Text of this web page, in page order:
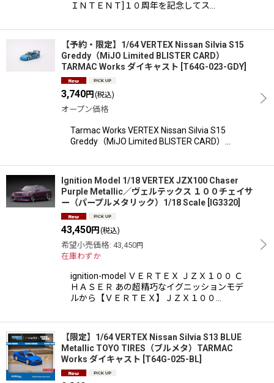
ＩＮＴＥＮＴ]１０周年を記念してス…
【予約・限定】1/64 VERTEX Nissan Silvia S15
Greddy（MiJO Limited BLISTER CARD）
TARMAC Works ダイキャスト T64G-023-GDY
3,740円 (税込)
オープン価格
Tarmac Works VERTEX Nissan Silvia S15
Greddy（MiJO Limited BLISTER CARD）…
Ignition Model 1/18 VERTEX JZX100 Chaser
Purple Metallic／ヴェルテックス １００チェイサ
ー（パープルメタリック）1/18 Scale
IG3320
43,450円 (税込)
希望小売価格: 43,450円
在庫わずか
ignition-model ＶＥＲＴＥＸ ＪＺＸ１００ Ｃ
ＨＡＳＥＲ あの超精巧なイグニッションモデ
ルから【ＶＥＲＴＥＸ】ＪＺＸ１００…
【限定】1/64 VERTEX Nissan Silvia S13 BLUE
Metallic TOYO TIRES（ブルメタ）TARMAC
Works ダイキャスト T64G-025-BL